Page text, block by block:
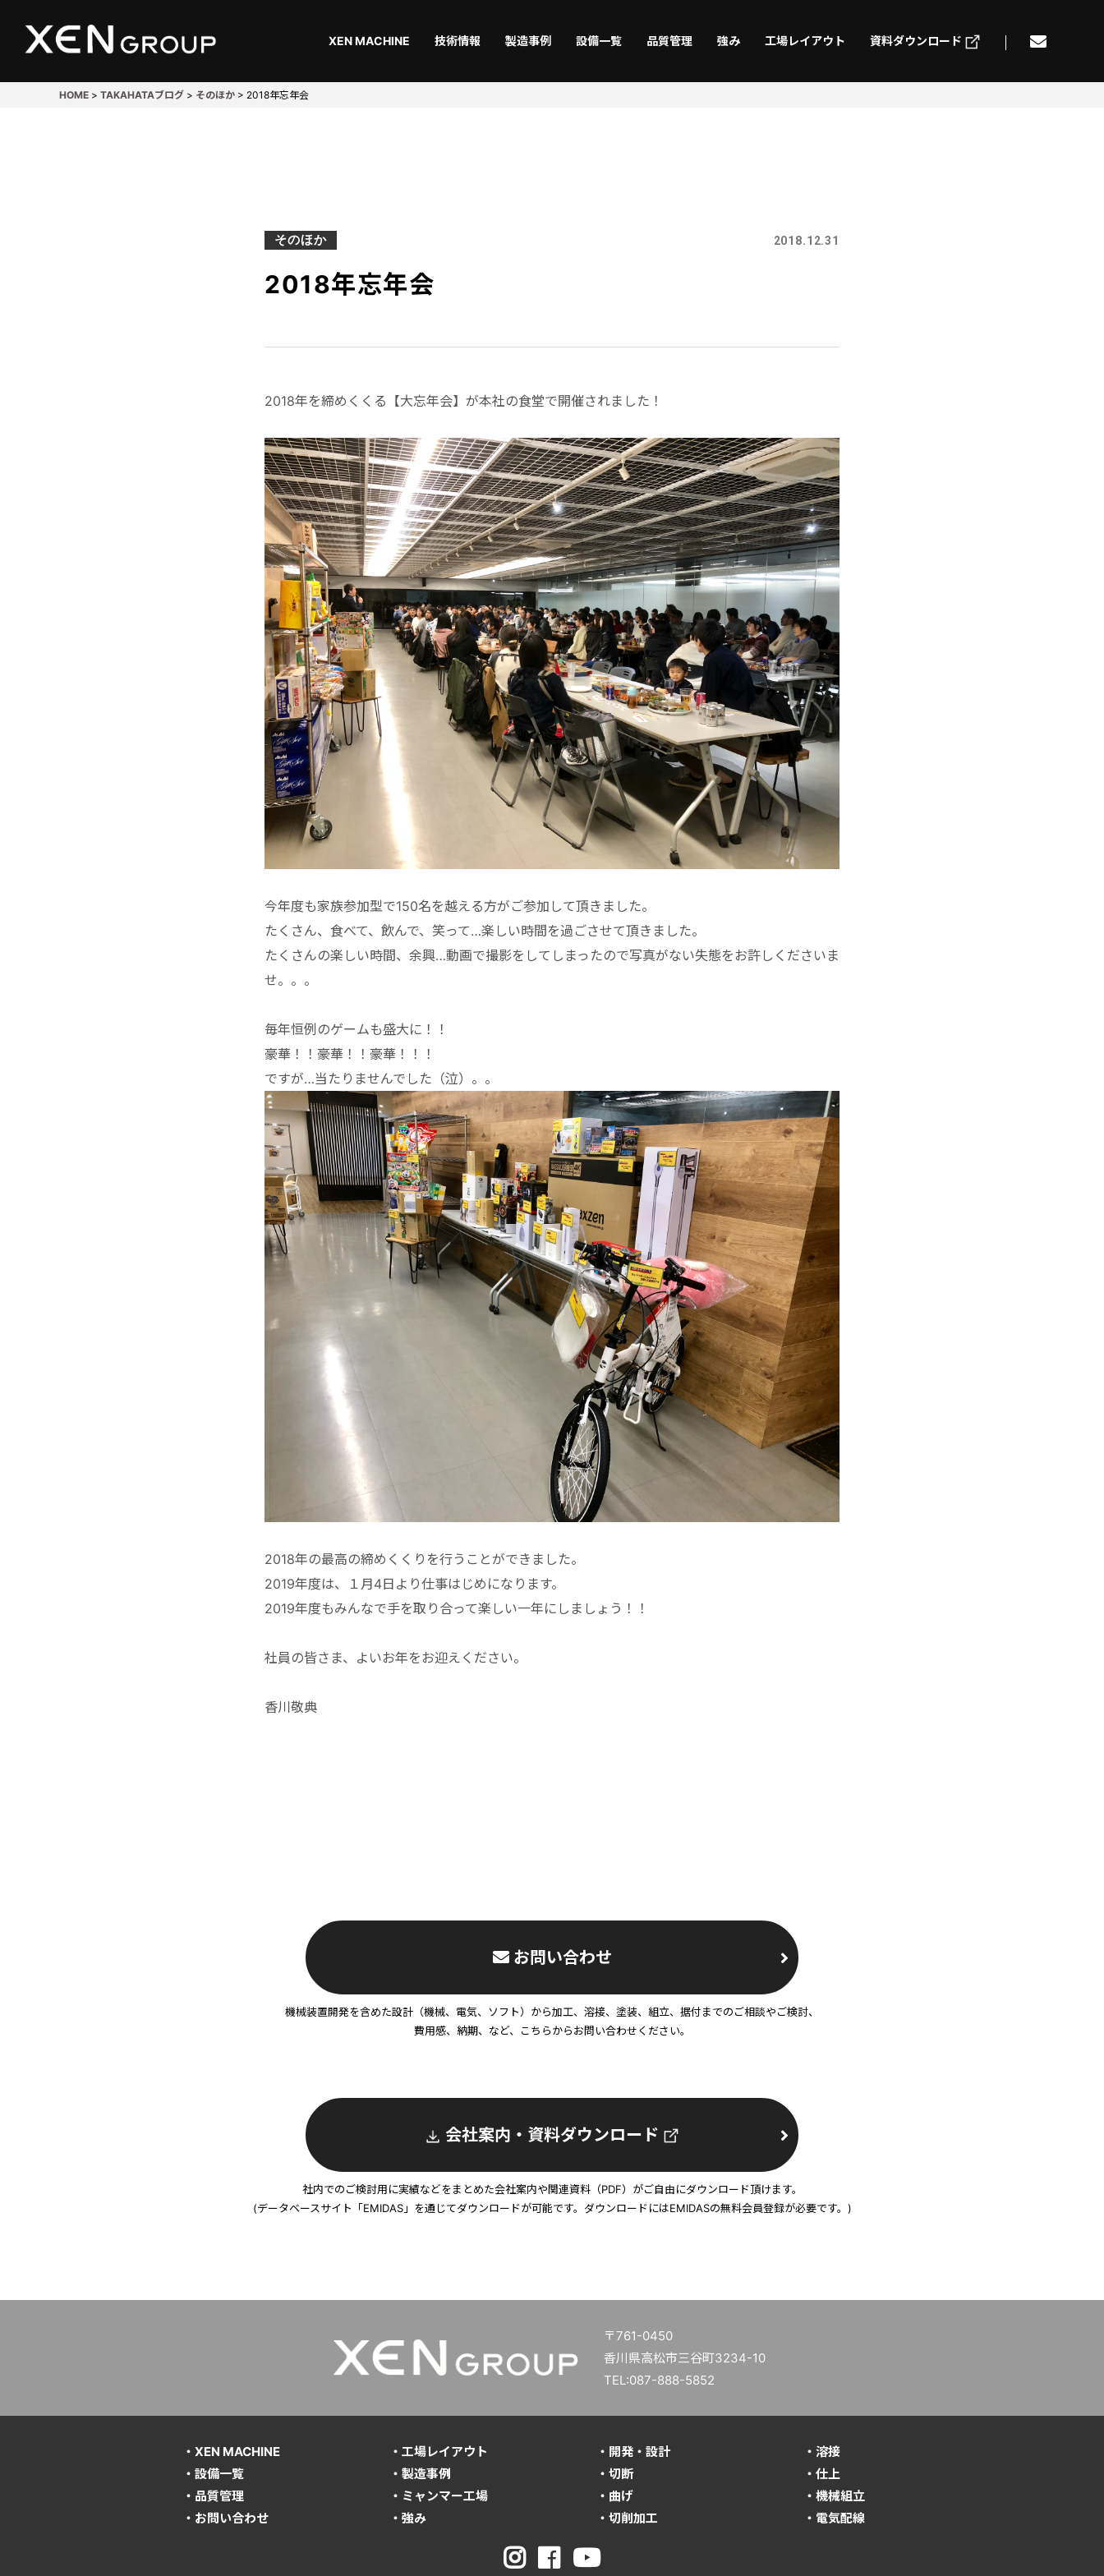
XEN MACHINE 技術情報
Welding
製造事例 設備一覧 品質管理 強み 工場レイアウト 資料ダウンロード
HOME > TAKAHATAブログ > そのほか > 2018年忘年会
そのほか 2018.12.31
2018年忘年会
2018年を締めくくる【大忘年会】が本社の食堂で開催されました！
今年度も家族参加型で150名を越える方がご参加して頂きました。
たくさん、食べて、飲んで、笑って…楽しい時間を過ごさせて頂きました。
たくさんの楽しい時間、余興…動画で撮影をしてしまったので写真がない失態をお許しくださいま
せ。。。
毎年恒例のゲームも盛大に！！
豪華！！豪華！！豪華！！！
ですが…当たりませんでした（泣）。。
2018年の最高の締めくくりを行うことができました。
2019年度は、１月4日より仕事はじめになります。
2019年度もみんなで手を取り合って楽しい一年にしましょう！！
社員の皆さま、よいお年をお迎えください。
香川敬典
お問い合わせ
機械装置開発を含めた設計（機械、電気、ソフト）から加工、溶接、塗装、組立、据付までのご相談やご検討、
費用感、納期、など、こちらからお問い合わせください。
会社案内・資料ダウンロード
社内でのご検討用に実績などをまとめた会社案内や関連資料（PDF）がご自由にダウンロード頂けます。
(データベースサイト「EMIDAS」を通じてダウンロードが可能です。ダウンロードにはEMIDASの無料会員登録が必要です。)
〒761-0450
香川県高松市三谷町3234-10
TEL:087-888-5852
・XEN MACHINE
・設備一覧
・品質管理
・お問い合わせ
・工場レイアウト
・製造事例
・ミャンマー工場
・強み
・開発・設計
・切断
・曲げ
・切削加工
・溶接
・仕上
・機械組立
・電気配線